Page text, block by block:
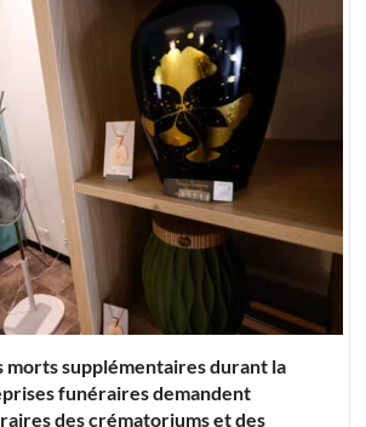
morts supplémentaires durant la
funéraires demandent
des crématoriums et des